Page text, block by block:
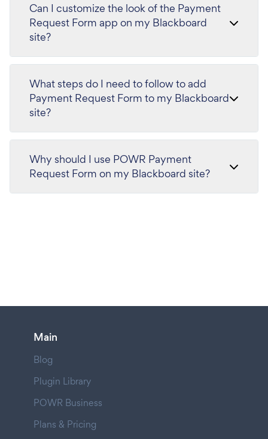
Can I customize the look of the Payment
Request Form app on my Blackboard
site?
What steps do I need to follow to add
Payment Request Form to my Blackboard
site?
Why should I use POWR Payment
Request Form on my Blackboard site?
Main
Blog
Plugin Library
POWR Business
Plans & Pricing